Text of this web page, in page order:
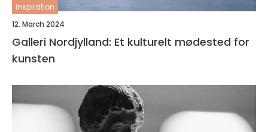
inspiration
12. March 2024
Galleri Nordjylland: Et kulturelt mødested for
kunsten